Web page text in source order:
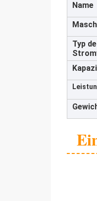
Name
Typ